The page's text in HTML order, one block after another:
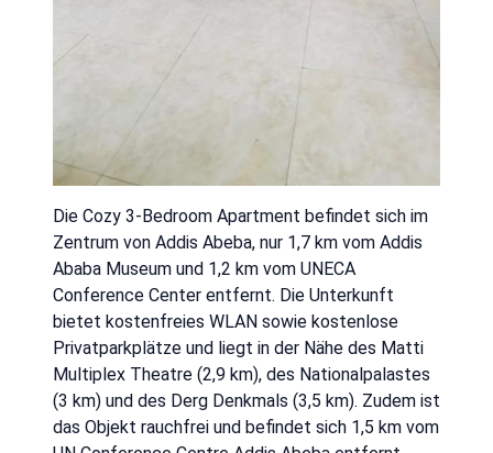
Die Cozy 3-Bedroom Apartment befindet sich im
Zentrum von Addis Abeba, nur 1,7 km vom Addis
Ababa Museum und 1,2 km vom UNECA
Conference Center entfernt. Die Unterkunft
bietet kostenfreies WLAN sowie kostenlose
Privatparkplätze und liegt in der Nähe des Matti
Multiplex Theatre (2,9 km), des Nationalpalastes
(3 km) und des Derg Denkmals (3,5 km). Zudem ist
das Objekt rauchfrei und befindet sich 1,5 km vom